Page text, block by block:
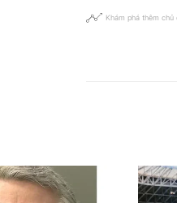
Khám phá thêm chủ